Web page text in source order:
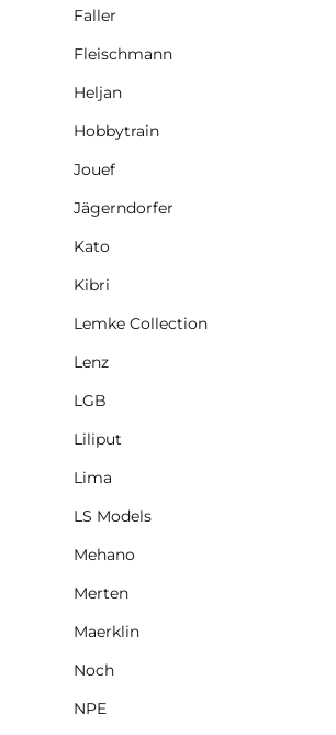
Faller
Fleischmann
Heljan
Hobbytrain
Jouef
Jägerndorfer
Kato
Kibri
Lemke Collection
Lenz
LGB
Liliput
Lima
LS Models
Mehano
Merten
Maerklin
Noch
NPE